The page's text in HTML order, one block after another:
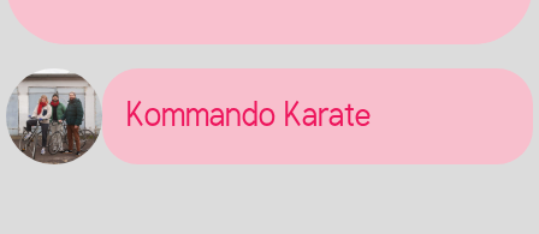
Kommando Karate